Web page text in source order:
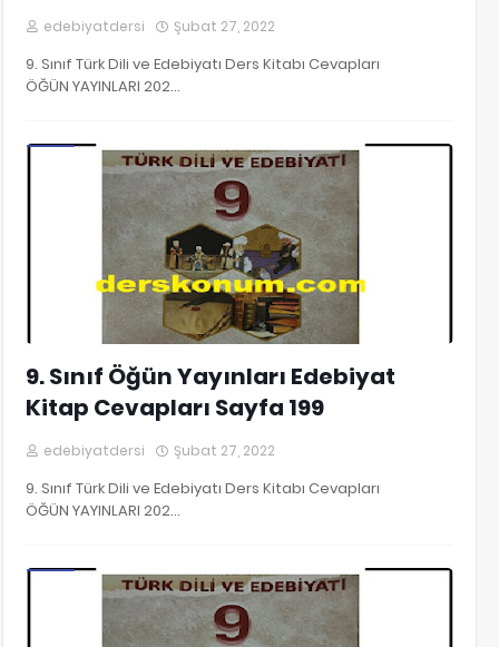
edebiyatdersi Şubat 27, 2022
9. Sınıf Türk Dili ve Edebiyatı Ders Kitabı Cevapları
ÖĞÜN YAYINLARI 202…
9. Sınıf Öğün Yayınları Edebiyat
Kitap Cevapları Sayfa 199
edebiyatdersi Şubat 27, 2022
9. Sınıf Türk Dili ve Edebiyatı Ders Kitabı Cevapları
ÖĞÜN YAYINLARI 202…